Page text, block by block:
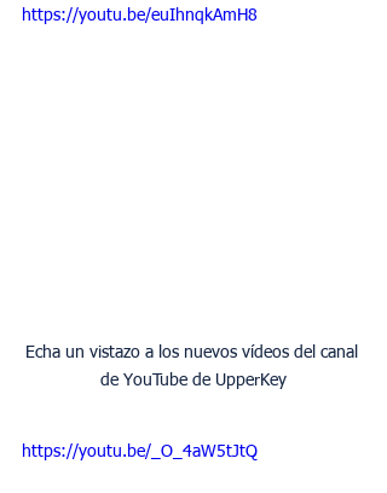
https://youtu.be/euIhnqkAmH8
Echa un vistazo a los nuevos vídeos del canal
de YouTube de UpperKey
https://youtu.be/_O_4aW5tJtQ